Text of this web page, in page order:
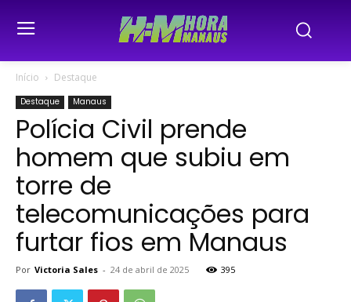
Início Destaque
Destaque Manaus
Polícia Civil prende
homem que subiu em
torre de
telecomunicações para
furtar fios em Manaus
Por Victoria Sales - 24 de abril de 2025 395